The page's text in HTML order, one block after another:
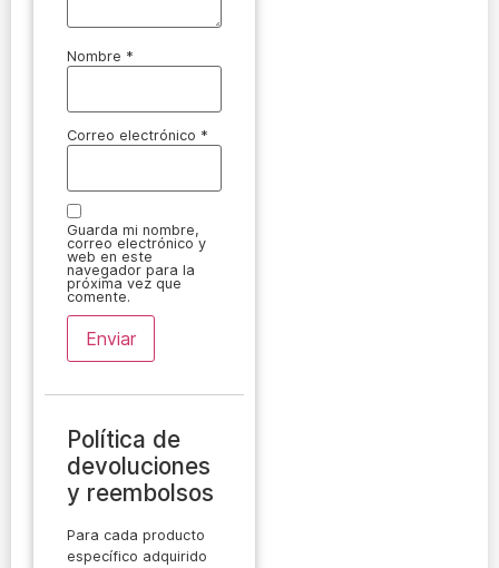
Nombre *
Correo electrónico *
Guarda mi nombre,
correo electrónico y
web en este
navegador para la
próxima vez que
comente.
Política de
devoluciones
y reembolsos
Para cada producto
específico adquirido